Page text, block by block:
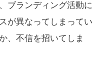
ブランディング活動に
が異なってしまってい
、不信を招いてしま